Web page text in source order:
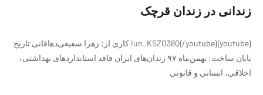
زندانی در زندان قرچک
{youtube}Iun_KSZO38Q{/youtube} کاری از: زهرا شفیعی‌دهاقانی تاریخ
پایان ساخت: بهمن‌ماه ۹۷ زندان‌های ایران فاقد استانداردهای بهداشتی،
اخلاقی، انسانی و قانونی